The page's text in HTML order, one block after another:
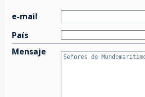
e-mail
País
Mensaje